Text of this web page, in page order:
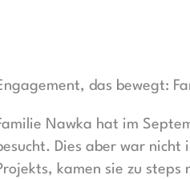
das bewegt:
Nawka hat im
Dies aber war nicht
kamen sie zu